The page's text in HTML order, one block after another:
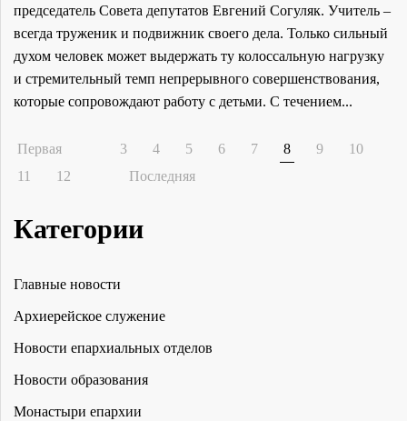
председатель Совета депутатов Евгений Согуляк. Учитель –
всегда труженик и подвижник своего дела. Только сильный
духом человек может выдержать ту колоссальную нагрузку
и стремительный темп непрерывного совершенствования,
которые сопровождают работу с детьми. С течением...
Первая 3 4 5 6 7 8 9
10
11
12 Последняя
Категории
Главные новости
Архиерейское служение
Новости епархиальных отделов
Новости образования
Монастыри епархии